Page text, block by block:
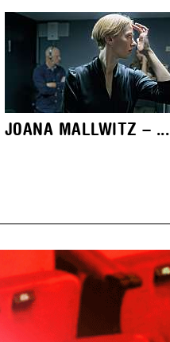
JOANA MALLWITZ – ...